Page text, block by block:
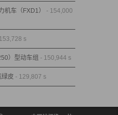
机车（FXD1）
- 154,000
s
）型动车组 - 150,944 s
皮 - 129,807 s